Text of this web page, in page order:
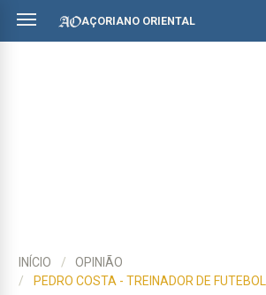
AÇORIANO ORIENTAL
INÍCIO
OPINIÃO
PEDRO COSTA - TREINADOR DE FUTEBOL